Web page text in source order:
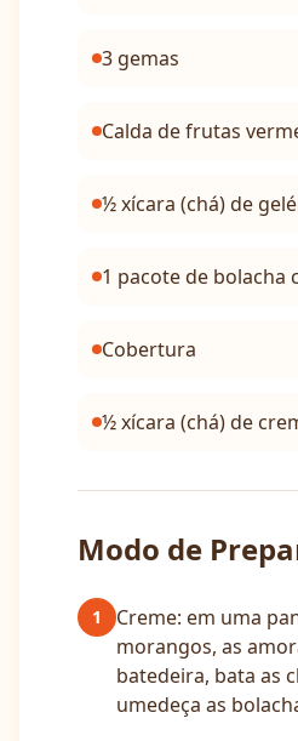
3 gemas
Calda de frutas
½ xícara (chá) de
1 pacote de bolacha
Cobertura
½ xícara (chá) de
Modo de
1
Creme: em uma
morangos, as
batedeira, bata as
umedeça as